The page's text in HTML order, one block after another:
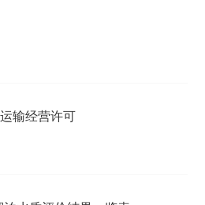
输经营许可